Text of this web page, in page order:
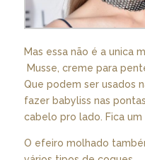
Mas essa não é a unica
Musse, creme para
Que podem ser usados
fazer babyliss nas
cabelo pro lado. Fica um
O efeiro molhado